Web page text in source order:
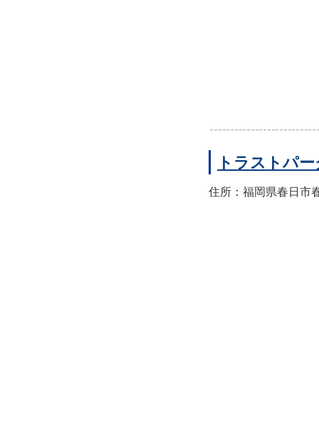
トラストパ
住所：福岡県春日市